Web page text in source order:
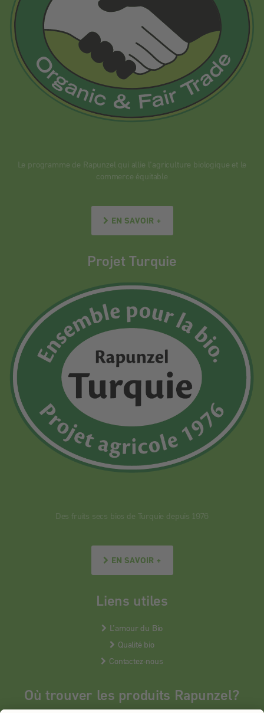
Le programme de Rapunzel qui allie l’agriculture biologique et le
commerce équitable
EN SAVOIR +
Projet Turquie
Des fruits secs bios de Turquie depuis 1976
EN SAVOIR +
Liens utiles
L’amour du Bio
Qualité bio
Contactez-nous
Où trouver les produits Rapunzel?